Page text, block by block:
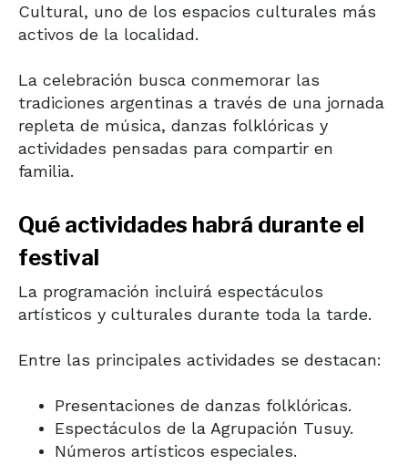
Cultural, uno de los espacios culturales más
activos de la localidad.
La celebración busca conmemorar las
tradiciones argentinas a través de una jornada
repleta de música, danzas folklóricas y
actividades pensadas para compartir en
familia.
Qué actividades habrá durante el
festival
La programación incluirá espectáculos
artísticos y culturales durante toda la tarde.
Entre las principales actividades se destacan:
Presentaciones de danzas folklóricas.
Espectáculos de la Agrupación Tusuy.
Números artísticos especiales.